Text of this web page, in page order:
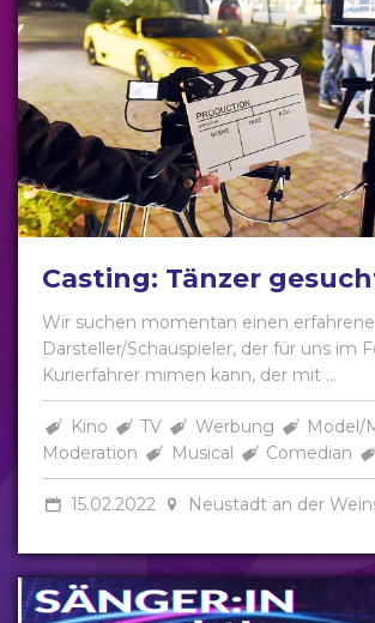
Casting: Tänzer
Wir suchen momentan einen
Darsteller/Schauspieler, der für uns im
Kurierfahrer mimen kann, der mit ...
Kino TV Werbung
Model/
Moderation
Musical Comedian
15.02.2022 Neustadt an der